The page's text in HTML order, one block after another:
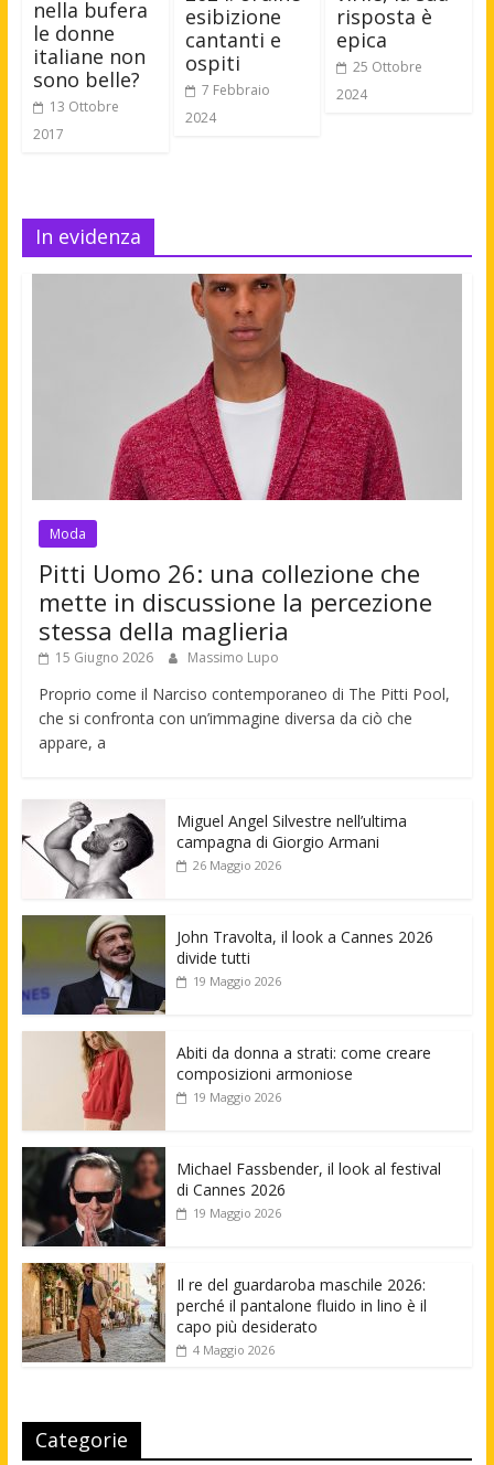
nella bufera
le donne
italiane non
sono belle?
13 Ottobre
2017
esibizione
cantanti e
ospiti
7 Febbraio
2024
risposta è
epica
25 Ottobre
2024
In evidenza
Moda
Pitti Uomo 26: una collezione che
mette in discussione la percezione
stessa della maglieria
15 Giugno 2026 Massimo Lupo
Proprio come il Narciso contemporaneo di The Pitti Pool,
che si confronta con un’immagine diversa da ciò che
appare, a
Miguel Angel Silvestre nell’ultima
campagna di Giorgio Armani
26 Maggio 2026
John Travolta, il look a Cannes 2026
divide tutti
19 Maggio 2026
Abiti da donna a strati: come creare
composizioni armoniose
19 Maggio 2026
Michael Fassbender, il look al festival
di Cannes 2026
19 Maggio 2026
Il re del guardaroba maschile 2026:
perché il pantalone fluido in lino è il
capo più desiderato
4 Maggio 2026
Categorie